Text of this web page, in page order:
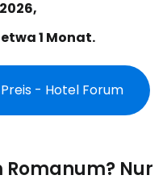
etwa 1 Monat.
- Hotel Forum
Nur